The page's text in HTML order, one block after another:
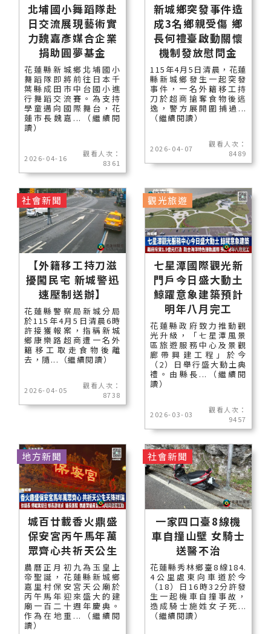
北埔國小舞蹈隊赴
日交流展現藝術實
力魏嘉彥媒合企業
捐助圓夢基金
花蓮縣新城鄉北埔國小
舞蹈隊即將前往日本千
葉縣成田市中台國小進
行舞蹈交流賽。為支持
學童邁向國際舞台，花
蓮市長魏嘉...（繼續閱
讀）
2026-04-16
觀看人次：
8361
新城鄉突發事件造
成3名鄉親受傷 鄉
長何禮臺啟動關懷
機制發放慰問金
115年4月5日清晨，花蓮
縣新城鄉發生一起突發
事件，一名外籍移工持
刀於超商搶奪食物後逃
逸，警方展開圍捕過...
（繼續閱讀）
2026-04-07
觀看人次：
8489
【外籍移工持刀滋
擾闖民宅 新城警迅
速壓制送辦】
花蓮縣警察局新城分局
於115年4月5日清晨6時
許接獲報案，指稱新城
鄉康樂路超商遭一名外
籍移工取走食物後離
去，隨...（繼續閱讀）
2026-04-05
觀看人次：
8738
社會新聞
七星潭國際觀光新
門戶今日盛大動土
鯨躍意象建築預計
明年八月完工
花蓮縣政府致力推動觀
光升級，「七星潭風景
區旅遊服務中心及景觀
廊帶興建工程」於今
（2）日舉行盛大動土典
禮。由縣長...（繼續閱
讀）
2026-03-03
觀看人次：
9457
觀光旅遊
城百廿載香火鼎盛
保安宮丙午馬年萬
眾齊心共祈天公生
農曆正月初九為玉皇上
帝聖誕，花蓮縣新城鄉
嘉里村保安宮天公廟於
丙午馬年迎來盛大的建
廟一百二十週年慶典。
作為在地重...（繼續閱
讀）
地方新聞
一家四口臺8線機
車自撞山壁 女騎士
送醫不治
花蓮縣秀林鄉臺8線184.
4公里處東向車道於今
（18）日16時32分許發
生一起機車自撞事故，
造成騎士施姓女子死...
（繼續閱讀）
社會新聞